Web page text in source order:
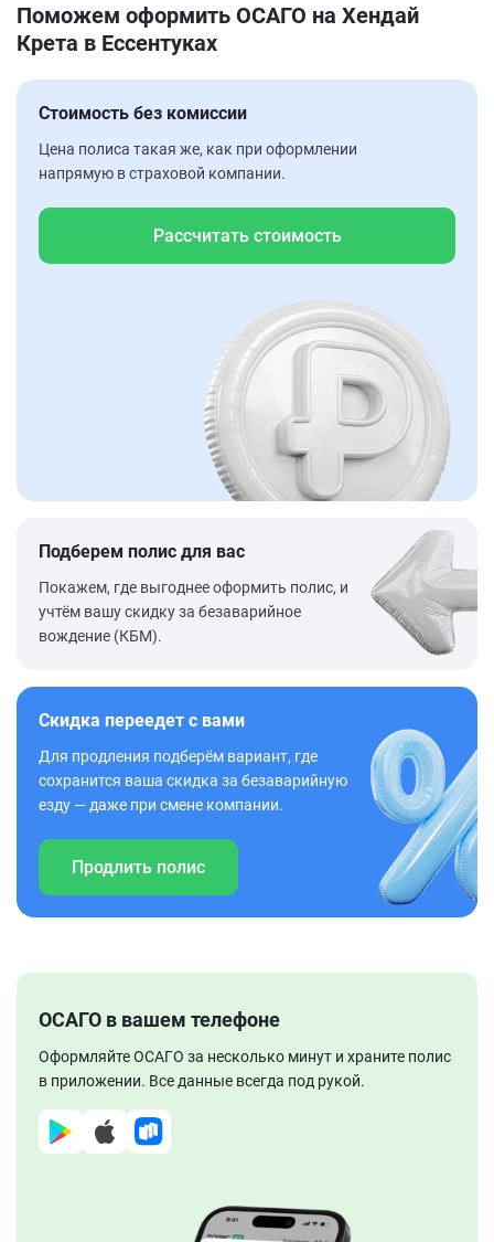
Поможем оформить ОСАГО на Хендай
Крета в Ессентуках
Стоимость без комиссии
Цена полиса такая же, как при оформлении
напрямую в страховой компании.
Рассчитать стоимость
Подберем полис для вас
Покажем, где выгоднее оформить полис, и
учтём вашу скидку за безаварийное
вождение (КБМ).
Скидка переедет с вами
Для продления подберём вариант, где
сохранится ваша скидка за безаварийную
езду — даже при смене компании.
Продлить полис
ОСАГО в вашем телефоне
Оформляйте ОСАГО за несколько минут и храните полис
в приложении. Все данные всегда под рукой.